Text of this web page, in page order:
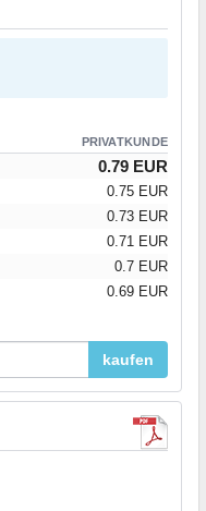
PRIVATKUNDE
0.79 EUR
0.75 EUR
0.73 EUR
0.71 EUR
0.7 EUR
0.69 EUR
kaufen